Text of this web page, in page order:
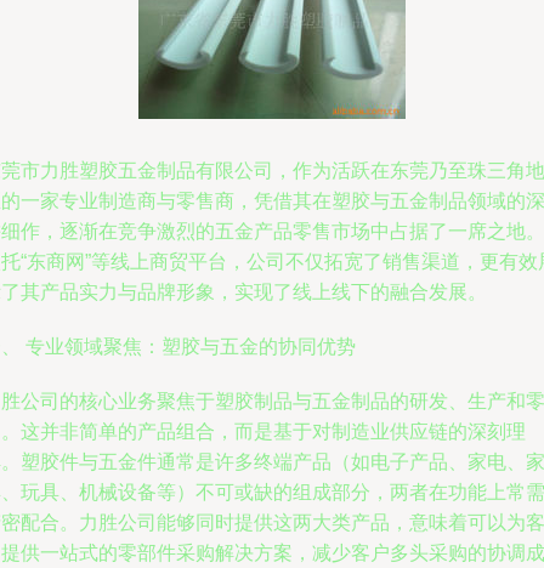
市力胜塑胶五金制品有限公司，作为活跃在东莞乃至珠三角地
一家专业制造商与零售商，凭借其在塑胶与五金制品领域的深
作，逐渐在竞争激烈的五金产品零售市场中占据了一席之地。
“东商网”等线上商贸平台，公司不仅拓宽了销售渠道，更有效
其产品实力与品牌形象，实现了线上线下的融合发展。
专业领域聚焦：塑胶与五金的协同优势
公司的核心业务聚焦于塑胶制品与五金制品的研发、生产和零
这并非简单的产品组合，而是基于对制造业供应链的深刻理
塑胶件与五金件通常是许多终端产品（如电子产品、家电、家
玩具、机械设备等）不可或缺的组成部分，两者在功能上常需
配合。力胜公司能够同时提供这两大类产品，意味着可以为客
供一站式的零部件采购解决方案，减少客户多头采购的协调成